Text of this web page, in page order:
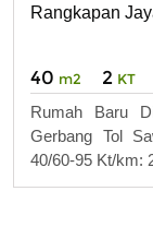
Rangkapan
40 m2 2 KT
Rumah Baru
Gerbang Tol
40/60-95 Kt/km: